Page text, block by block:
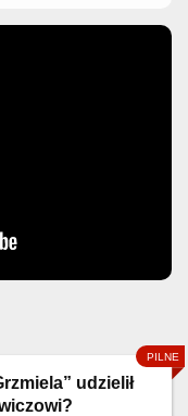
udzielił